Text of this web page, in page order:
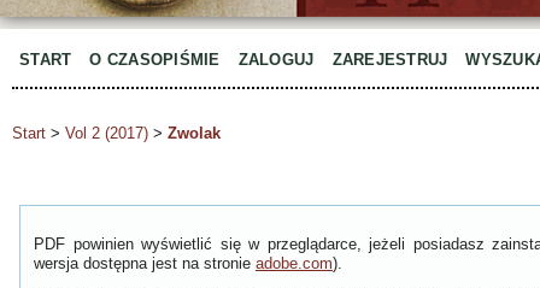
START O CZASOPIŚMIE ZALOGUJ ZAREJESTRUJ
Start > Vol 2 (2017) > Zwolak
PDF powinien wyświetlić się w przeglądarce, jeżeli posiadasz
wersja dostępna jest na stronie adobe.com).